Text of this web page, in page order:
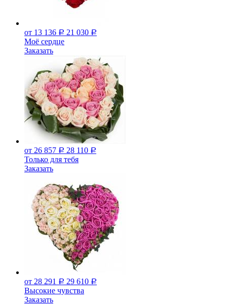
от 13 136 Р 21 030 Р
Моё сердце
Заказать
от 26 857 Р 28 110 Р
Только для тебя
Заказать
от 28 291 Р 29 610 Р
Высокие чувства
Заказать